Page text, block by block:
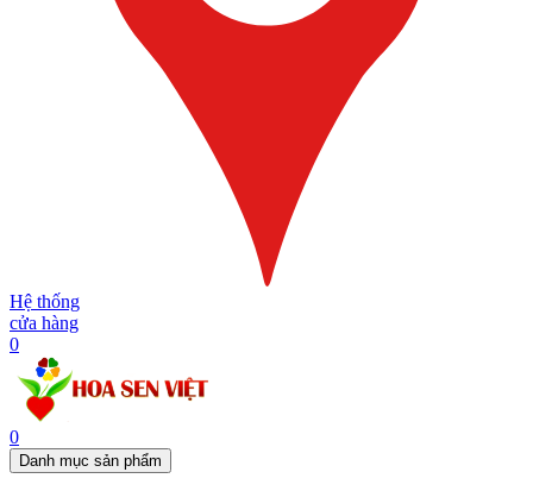
Hệ thống
cửa hàng
0
0
Danh mục sản phẩm